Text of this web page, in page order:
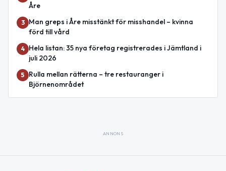
Åre
3
Man greps i Åre misstänkt för misshandel – kvinna
förd till vård
4
Hela listan: 35 nya företag registrerades i Jämtland i
juli 2026
5
Rulla mellan rätterna – tre restauranger i
Björnenområdet
ANNONS